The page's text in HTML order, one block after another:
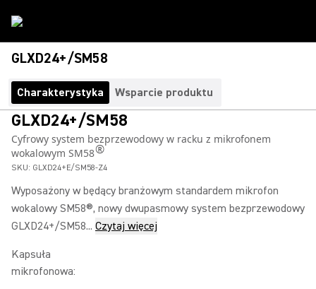
GLXD24+/SM58
Charakterystyka Wsparcie produktu
GLXD24+/SM58
Cyfrowy system bezprzewodowy w racku z mikrofonem
wokalowym SM58®
SKU: GLXD24+E/SM58-Z4
Wyposażony w będący branżowym standardem mikrofon
wokalowy SM58®, nowy dwupasmowy system bezprzewodowy
GLXD24+/SM58... Czytaj więcej
Kapsuła
mikrofonowa: